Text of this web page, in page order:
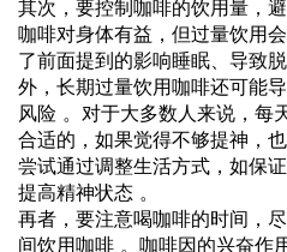
其次，要控制咖啡的饮用量，
咖啡对身体有益，但过量饮用
了前面提到的影响睡眠、导致
外，长期过量饮用咖啡还可能
风险 。对于大多数人来说，
合适的，如果觉得不够提神，
尝试通过调整生活方式，如保
提高精神状态 。
再者，要注意喝咖啡的时间，
间饮用咖啡 。咖啡因的兴奋